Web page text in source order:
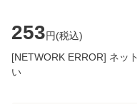
253円(税込)
[NETWORK ERROR] ネッ
い